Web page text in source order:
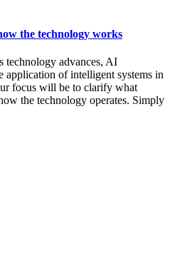
the technology works
advances, AI
application of intelligent systems in
focus will be to clarify what
the technology operates. Simply